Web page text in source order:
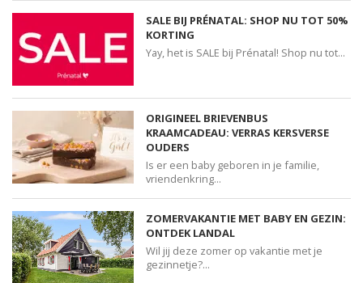
SALE BIJ PRÉNATAL: SHOP NU TOT 50%
KORTING
Yay, het is SALE bij Prénatal! Shop nu tot...
ORIGINEEL BRIEVENBUS
KRAAMCADEAU: VERRAS KERSVERSE
OUDERS
Is er een baby geboren in je familie,
vriendenkring...
ZOMERVAKANTIE MET BABY EN GEZIN:
ONTDEK LANDAL
Wil jij deze zomer op vakantie met je
gezinnetje?...